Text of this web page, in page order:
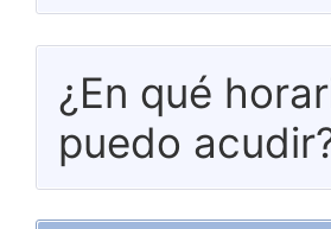
¿En qué
puedo